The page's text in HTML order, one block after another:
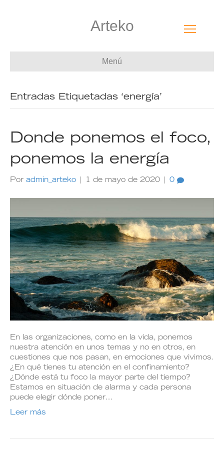
Arteko
Menú
Entradas Etiquetadas ‘energía’
Donde ponemos el foco,
ponemos la energía
Por admin_arteko 1 de mayo de 2020 0
En las organizaciones, como en la vida, ponemos
nuestra atención en unos temas y no en otros, en
cuestiones que nos pasan, en emociones que vivimos.
¿En qué tienes tu atención en el confinamiento?
¿Dónde está tu foco la mayor parte del tiempo?
Estamos en situación de alarma y cada persona
puede elegir dónde poner…
Leer más